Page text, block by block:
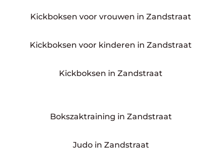
Kickboksen voor vrouwen in Zandstraat
Kickboksen voor kinderen in Zandstraat
Kickboksen in Zandstraat
Bokszaktraining in Zandstraat
Judo in Zandstraat